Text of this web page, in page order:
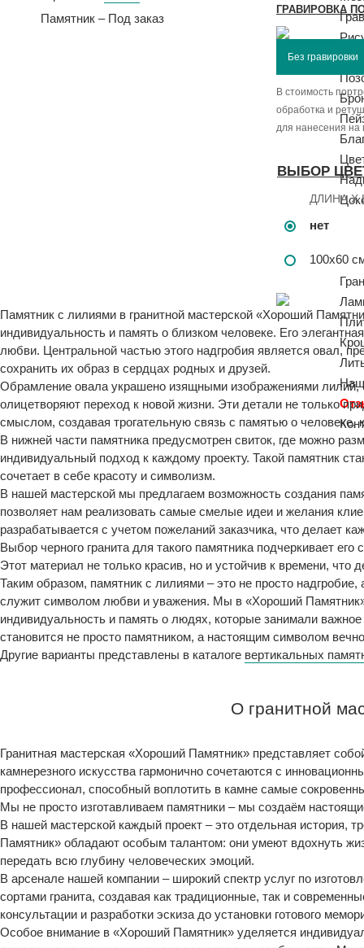
Памятник – Под заказ
ГРАВИРОВКА
В стоимость
обработка и
для нанесения на
ВЫБОР
ДЛИНА X
нет
100х60
Памятник с лилиями в гранитной мастерской «Хороший
индивидуальность и память о близком человеке. Его
любви. Центральной частью этого надгробия является овал,
сохранить их образ в сердцах родных и друзей.
Обрамление овала украшено изящными изображениями лилий,
олицетворяют переход к новой жизни. Эти детали не только
смыслом, создавая трогательную связь с памятью о человеке,
В нижней части памятника предусмотрен свиток, где можно
индивидуальный подход к каждому проекту. Такой памятник
сочетает в себе красоту и символизм.
В нашей мастерской мы предлагаем возможность создания
позволяет нам реализовать самые смелые идеи и желания
разрабатывается с учетом пожеланий заказчика, что делает
Выбор черного гранита для такого памятника подчеркивает
Этот материал не только красив, но и устойчив к времени,
Таким образом, памятник с лилиями – это не просто
служит символом любви и уважения. Мы в «Хороший
индивидуальность и память о людях, которые занимали
становится не просто памятником, а настоящим символом
Другие варианты представлены в каталоге вертикальных
О гранитной
Гранитная мастерская «Хороший Памятник» представляет
камнерезного искусства гармонично сочетаются с
профессионал, способный воплотить в камне самые
Мы не просто изготавливаем памятники – мы создаём
В нашей мастерской каждый проект – это отдельная история,
Памятник» обладают особым талантом: они умеют вдохнуть
передать всю глубину человеческих эмоций.
В арсенале нашей компании – широкий спектр услуг по
сортами гранита, создавая как традиционные, так и
консультации и разработки эскиза до установки готового
Особое внимание в «Хороший Памятник» уделяется